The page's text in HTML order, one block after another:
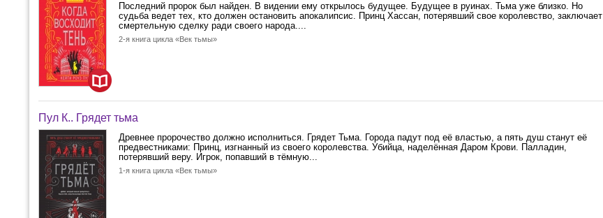
Последний пророк был найден. В видении ему открылось будущее. Будущее в руинах. Тьма уже близко. Но
судьба ведет тех, кто должен остановить апокалипсис. Принц Хассан, потерявший свое королевство, заключает
смертельную сделку ради своего народа....
2-я книга цикла «Век тьмы»
Пул К.. Грядет тьма
Древнее пророчество должно исполниться. Грядет Тьма. Города падут под её властью, а пять душ станут её
предвестниками: Принц, изгнанный из своего королевства. Убийца, наделённая Даром Крови. Палладин,
потерявший веру. Игрок, попавший в тёмную...
1-я книга цикла «Век тьмы»